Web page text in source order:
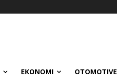
EKONOMI OTOMOTIVE